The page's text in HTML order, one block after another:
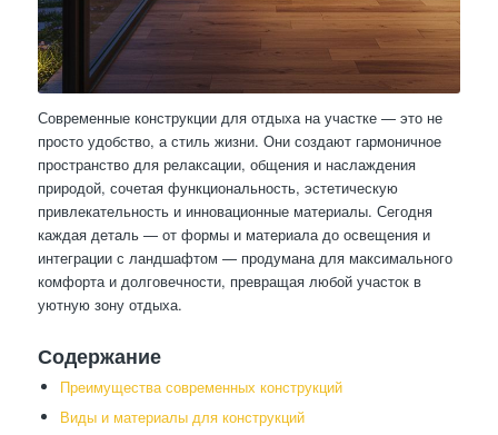
Современные конструкции для отдыха на участке — это не
просто удобство, а стиль жизни. Они создают гармоничное
пространство для релаксации, общения и наслаждения
природой, сочетая функциональность, эстетическую
привлекательность и инновационные материалы. Сегодня
каждая деталь — от формы и материала до освещения и
интеграции с ландшафтом — продумана для максимального
комфорта и долговечности, превращая любой участок в
уютную зону отдыха.
Содержание
Преимущества современных конструкций
Виды и материалы для конструкций